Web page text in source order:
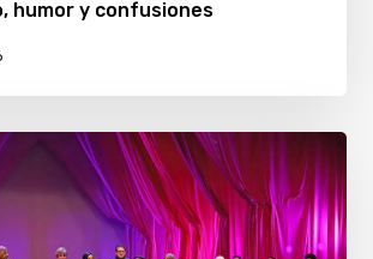
humor y confusiones